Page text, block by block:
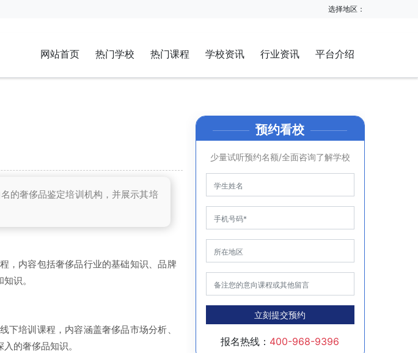
选择地区：
网站首页 热门学校 热门课程 学校资讯 行业资讯 平台介绍
的奢侈品鉴定培训机构，并展示其培
，内容包括奢侈品行业的基础知识、品牌
识。
培训课程，内容涵盖奢侈品市场分析、
的奢侈品知识。
预约看校
少量试听预约名额/全面咨询了解学校
立刻提交预约
报名热线： 400-968-9396